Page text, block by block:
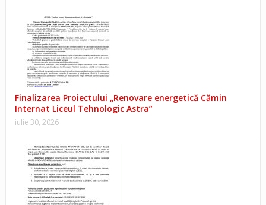
Finalizarea Proiectului „Renovare energetică Cămin
Internat Liceul Tehnologic Astra”
iulie 30, 2026